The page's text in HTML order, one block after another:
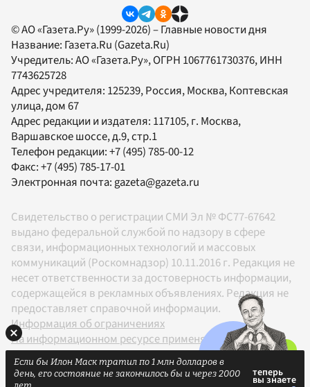
© АО «Газета.Ру» (1999-2026) – Главные новости дня
Название: Газета.Ru (Gazeta.Ru)
Учредитель:АО «Газета.Ру», ОГРН 1067761730376, ИНН
7743625728
Адрес учредителя: 125239, Россия, Москва, Коптевская
улица, дом 67
Адрес редакции и издателя: 117105, г. Москва,
Варшавское шоссе, д.9, стр.1
Телефон редакции:+7 (495) 785-00-12
Факс:+7 (495) 785-17-01
Электронная почта: gazeta@gazeta.ru
Свидетельство о регистрации СМИ Эл № ФС77-67642
выдано федеральной службой по надзору в сфере
связи, информационных технологий и массовых
коммуникаций (Роскомнадзор) 10.11.2016 г. Редакция не
несет ответственности за достоверность информации,
содержащейся в рекламных объявлениях. Редакция не
предоставляет справочной информации.
Информация об ограничениях
На информационном ресурсе применяются
рекомендательные технологии в соответствии с
Правилами
Если бы Илон Маск тратил по 1 млн долларов в
день, его состояние не закончилось бы и через 2000